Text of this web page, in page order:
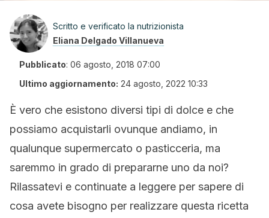
Scritto e verificato la nutrizionista
Eliana Delgado Villanueva
Pubblicato: 06 agosto, 2018 07:00
Ultimo aggiornamento: 24 agosto, 2022 10:33
È vero che esistono diversi tipi di dolce e che
possiamo acquistarli ovunque andiamo, in
qualunque supermercato o pasticceria, ma
saremmo in grado di prepararne uno da noi?
Rilassatevi e continuate a leggere per sapere di
cosa avete bisogno per realizzare questa ricetta